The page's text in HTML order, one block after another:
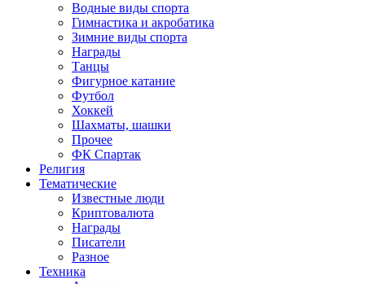
Водные виды спорта
Гимнастика и акробатика
Зимние виды спорта
Награды
Танцы
Фигурное катание
Футбол
Хоккей
Шахматы, шашки
Прочее
ФК Спартак
Религия
Тематические
Известные люди
Криптовалюта
Награды
Писатели
Разное
Техника